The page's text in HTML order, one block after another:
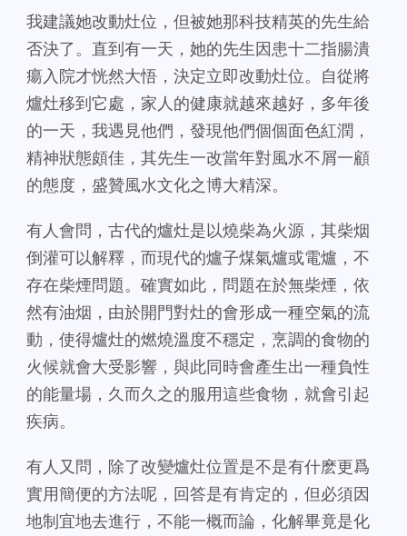
我建議她改動灶位，但被她那科技精英的先生給
否決了。直到有一天，她的先生因患十二指腸潰
瘍入院才恍然大悟，決定立即改動灶位。自從將
爐灶移到它處，家人的健康就越來越好，多年後
的一天，我遇見他們，發現他們個個面色紅潤，
精神狀態頗佳，其先生一改當年對風水不屑一顧
的態度，盛贊風水文化之博大精深。
有人會問，古代的爐灶是以燒柴為火源，其柴烟
倒灌可以解釋，而現代的爐子煤氣爐或電爐，不
存在柴煙問題。確實如此，問題在於無柴煙，依
然有油烟，由於開門對灶的會形成一種空氣的流
動，使得爐灶的燃燒溫度不穩定，烹調的食物的
火候就會大受影響，與此同時會產生出一種負性
的能量場，久而久之的服用這些食物，就會引起
疾病。
有人又問，除了改變爐灶位置是不是有什麽更爲
實用簡便的方法呢，回答是有肯定的，但必須因
地制宜地去進行，不能一概而論，化解畢竟是化